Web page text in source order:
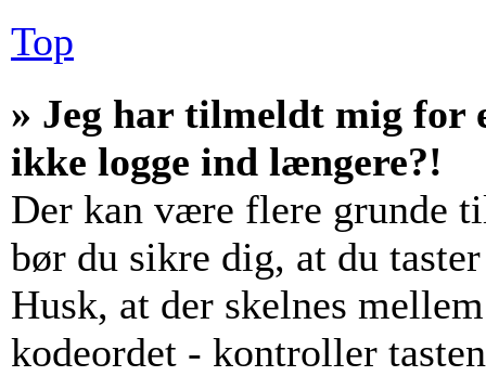
Top
» Jeg har tilmeldt mig for
ikke logge ind længere?!
Der kan være flere grunde
bør du sikre dig, at du
Husk, at der skelnes
kodeordet - kontroller